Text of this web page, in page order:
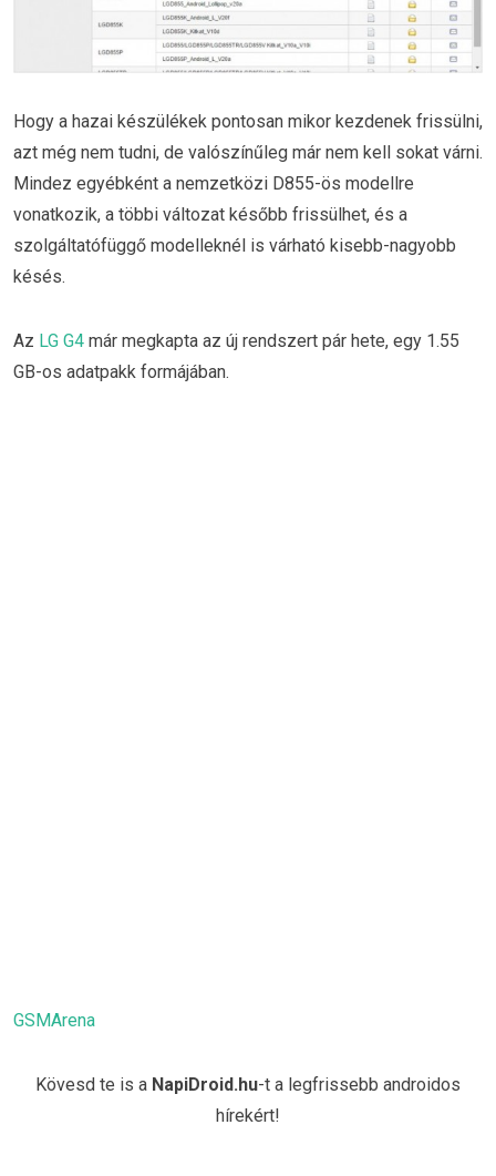
Hogy a hazai készülékek pontosan mikor kezdenek frissülni,
azt még nem tudni, de valószínűleg már nem kell sokat várni.
Mindez egyébként a nemzetközi D855-ös modellre
vonatkozik, a többi változat később frissülhet, és a
szolgáltatófüggő modelleknél is várható kisebb-nagyobb
késés.
Az LG G4 már megkapta az új rendszert pár hete, egy 1.55
GB-os adatpakk formájában.
GSMArena
Kövesd te is a NapiDroid.hu-t a legfrissebb androidos
hírekért!